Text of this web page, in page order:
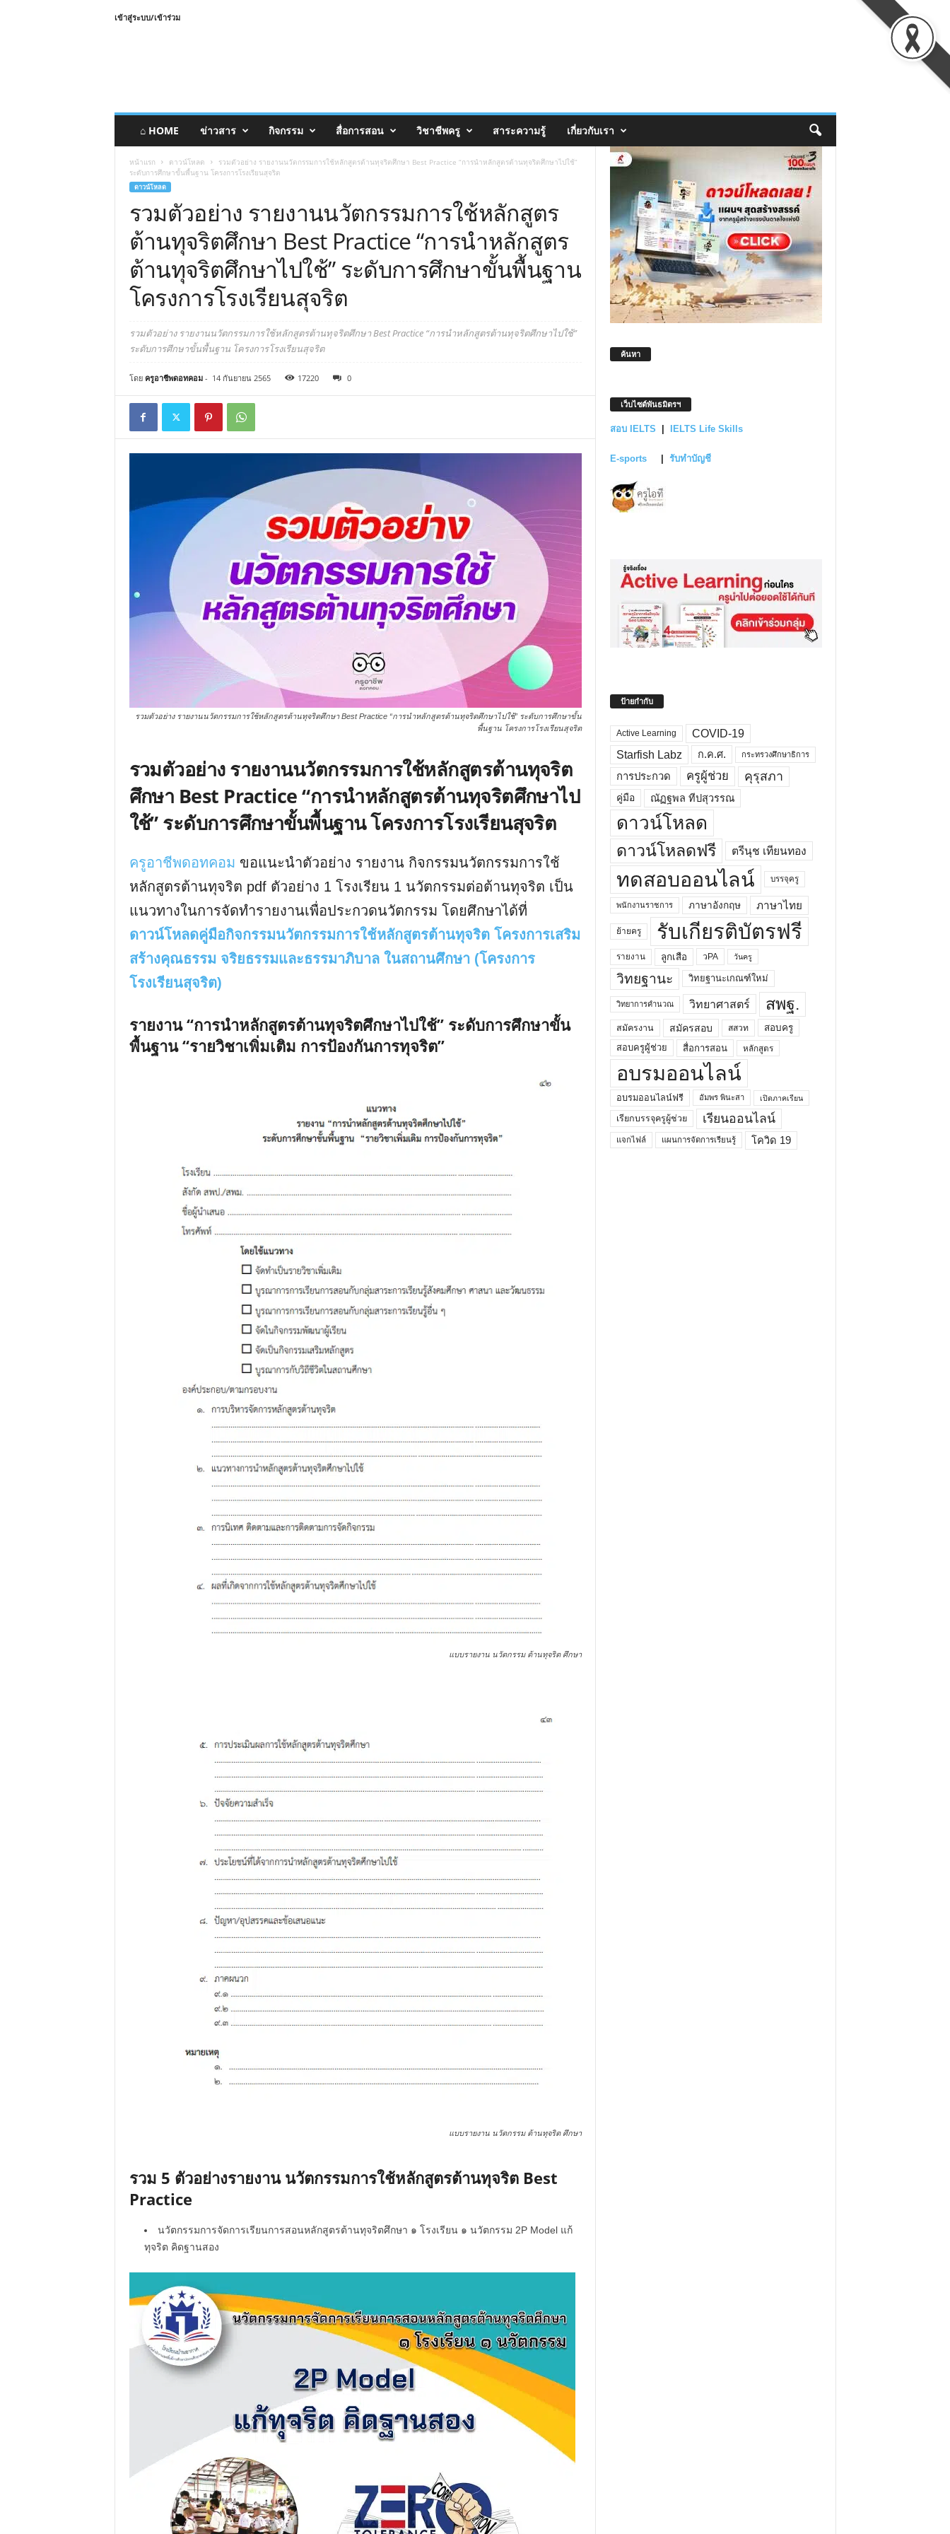
เข้าสู่ระบบ/เข้าร่วม
⌂ HOME ข่าวสาร กิจกรรม สื่อการสอน วิชาชีพครู สาระความรู้ เกี่ยวกับเรา
หน้าแรก ดาวน์โหลด
รวมตัวอย่าง รายงานนวัตกรรมการใช้หลักสูตรต้านทุจริตศึกษา Best Practice “การนำหลักสูตรต้านทุจริตศึกษาไปใช้”
ระดับการศึกษาขั้นพื้นฐาน โครงการโรงเรียนสุจริต
ดาวน์โหลด
รวมตัวอย่าง รายงานนวัตกรรมการใช้หลักสูตร
ต้านทุจริตศึกษา Best Practice “การนำหลักสูตร
ต้านทุจริตศึกษาไปใช้” ระดับการศึกษาขั้นพื้นฐาน
โครงการโรงเรียนสุจริต
รวมตัวอย่าง รายงานนวัตกรรมการใช้หลักสูตรต้านทุจริตศึกษา Best Practice “การนำหลักสูตรต้านทุจริตศึกษาไปใช้”
ระดับการศึกษาขั้นพื้นฐาน โครงการโรงเรียนสุจริต
โดย ครูอาชีพดอทคอม- 14 กันยายน 2565 17220 0
รวมตัวอย่าง รายงานนวัตกรรมการใช้หลักสูตรต้านทุจริตศึกษา Best Practice “การนำหลักสูตรต้านทุจริตศึกษาไปใช้” ระดับการศึกษาขั้น
พื้นฐาน โครงการโรงเรียนสุจริต
รวมตัวอย่างรายงานนวัตกรรมการใช้หลักสูตรต้านทุจริต
ศึกษา Best Practice “การนำหลักสูตรต้านทุจริตศึกษาไป
ใช้” ระดับการศึกษาขั้นพื้นฐาน โครงการโรงเรียนสุจริต
ครูอาชีพดอทคอม ขอแนะนำตัวอย่าง รายงาน กิจกรรมนวัตกรรมการใช้
หลักสูตรต้านทุจริต pdf ตัวอย่าง 1 โรงเรียน 1 นวัตกรรมต่อต้านทุจริต เป็น
แนวทางในการจัดทำรายงานเพื่อประกวดนวัตกรรม โดยศึกษาได้ที่
ดาวน์โหลดคู่มือกิจกรรมนวัตกรรมการใช้หลักสูตรต้านทุจริต โครงการเสริม
สร้างคุณธรรม จริยธรรมและธรรมาภิบาล ในสถานศึกษา (โครงการ
โรงเรียนสุจริต)
รายงาน “การนำหลักสูตรต้านทุจริตศึกษาไปใช้” ระดับการศึกษาขั้น
พื้นฐาน “รายวิชาเพิ่มเติม การป้องกันการทุจริต”
แบบรายงาน นวัตกรรม ต้านทุจริต ศึกษา
แบบรายงาน นวัตกรรม ต้านทุจริต ศึกษา
รวม 5 ตัวอย่างรายงาน นวัตกรรมการใช้หลักสูตรต้านทุจริต Best
Practice
นวัตกรรมการจัดการเรียนการสอนหลักสูตรต้านทุจริตศึกษา ๑ โรงเรียน ๑ นวัตกรรม 2P Model แก้
ทุจริต คิดฐานสอง
ค้นหา
เว็บไซต์พันธมิตรฯ
สอบ IELTS IELTS Life Skills
E-sports รับทำบัญชี
ป้ายกำกับ
Active Learning
COVID-19
Starfish Labz
ก.ค.ศ. กระทรวงศึกษาธิการ
การประกวด ครูผู้ช่วย คุรุสภา
คู่มือ ณัฏฐพล ทีปสุวรรณ
ดาวน์โหลด
ดาวน์โหลดฟรี ตรีนุช เทียนทอง
ทดสอบออนไลน์ บรรจุครู
พนักงานราชการ ภาษาอังกฤษ ภาษาไทย
ย้ายครู รับเกียรติบัตรฟรี
รายงาน ลูกเสือ วPA วันครู
วิทยฐานะ วิทยฐานะเกณฑ์ใหม่
วิทยาการคำนวณ วิทยาศาสตร์ สพฐ.
สมัครงาน สมัครสอบ สสวท
สอบครู
สอบครูผู้ช่วย
สื่อการสอน หลักสูตร
อบรมออนไลน์
อบรมออนไลน์ฟรี อัมพร พินะสา เปิดภาคเรียน
เรียกบรรจุครูผู้ช่วย เรียนออนไลน์
แจกไฟล์ แผนการจัดการเรียนรู้ โควิด 19